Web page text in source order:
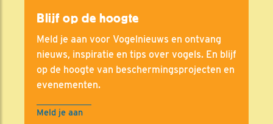
Blijf op de hoogte
Meld je aan voor Vogelnieuws en ontvang
nieuws, inspiratie en tips over vogels. En blijf
op de hoogte van beschermingsprojecten en
evenementen.
Meld je aan